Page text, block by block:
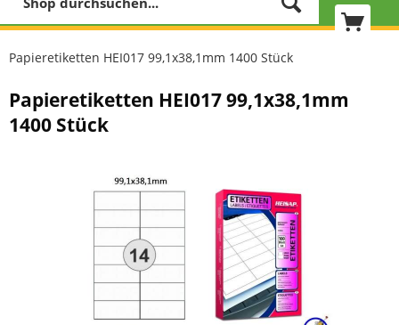
Papieretiketten HEI017 99,1x38,1mm 1400 Stück
Papieretiketten HEI017 99,1x38,1mm
1400 Stück